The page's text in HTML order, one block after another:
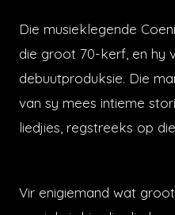
Die musieklegende
die groot 70-kerf, en hy
debuutproduksie. Die
van sy mees intieme
liedjies, regstreeks op
Vir enigiemand wat